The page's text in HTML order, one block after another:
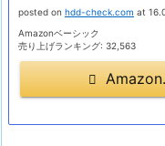
posted on hdd-check.com at
Amazonベーシック
売り上げランキング: 32,563